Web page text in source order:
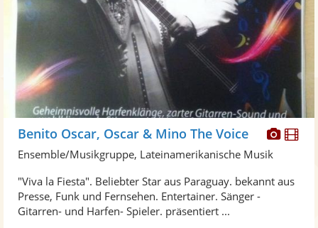
Fotos
Benito Oscar, Oscar & Mino The Voice
Ensemble/Musikgruppe, Lateinamerikanische Musik
"Viva la Fiesta". Beliebter Star aus Paraguay. bekannt aus
Presse, Funk und Fernsehen. Entertainer. Sänger -
Gitarren- und Harfen- Spieler. präsentiert ...